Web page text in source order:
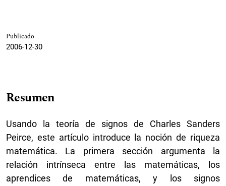
Publicado
2006-12-30
Resumen
Usando la teoría de signos de Charles Sanders
Peirce, este artículo introduce la noción de riqueza
matemática. La primera sección argumenta la
relación intrínseca entre las matemáticas, los
aprendices de matemáticas, y los signos